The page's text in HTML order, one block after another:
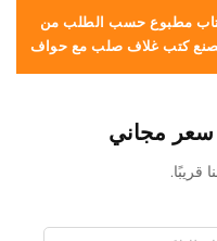
مطبوع حسب الطلب من
كتب غلاف صلب مع حواف
مجاني
قريبًا.